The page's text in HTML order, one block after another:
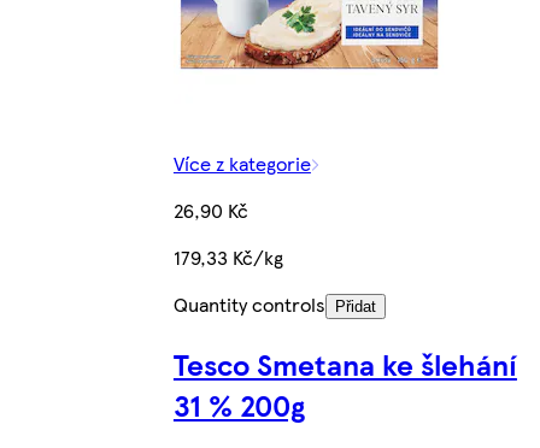
Více z kategorie
26,90 Kč
179,33 Kč/kg
Quantity controls
Přidat
Tesco Smetana ke šlehání
31 % 200g